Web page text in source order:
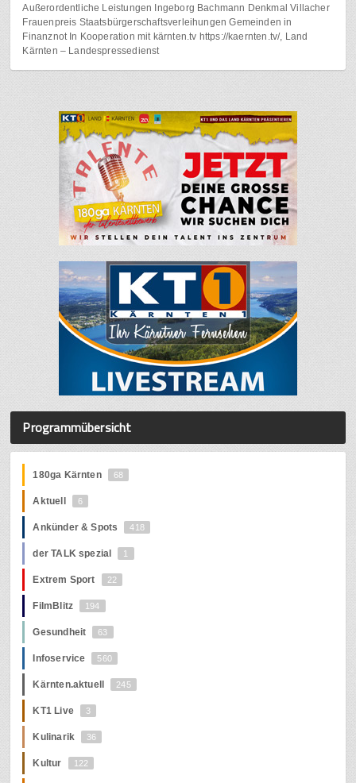
Außerordentliche Leistungen Ingeborg Bachmann Denkmal Villacher
Frauenpreis Staatsbürgerschaftsverleihungen Gemeinden in
Finanznot In Kooperation mit kärnten.tv https://kaernten.tv/, Land
Kärnten – Landespressedienst
Programmübersicht
180ga Kärnten 68
Aktuell 6
Ankünder & Spots 418
der TALK spezial 1
Extrem Sport 22
FilmBlitz 194
Gesundheit 63
Infoservice 560
Kärnten.aktuell 245
KT1 Live 3
Kulinarik 36
Kultur 122